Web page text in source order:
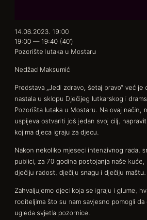
Predstava „Jedi zdravo, šetaj pravo“ već je
nastala u sklopu Dječijeg lutkarskog i
Pozorišta lutaka u Mostaru. Na ovaj način,
uspijeva ostvariti još jedan svoj cilj,
kojima djeca igraju za djecu.
Nakon nekoliko mjeseci intenzivnog rada,
publici, za 70 godina postojanja naše
dječiju radost, dječiju snagu i dječiju maštu.
Zahvaljujemo djeci koja se igraju i glume,
roditeljima što su nam savjesno pomogli da
ugleda svjetla pozornice.
14.06.2023. 19:00
19:00 — 19:40 (40’)
Pozorište lutaka u Mostaru
Nedžad Maksumić